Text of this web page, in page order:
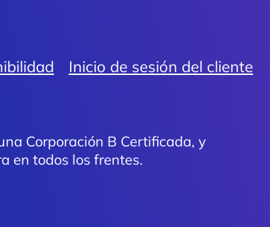
Inicio de sesión del cliente
Corporación B Certificada, y
en todos los frentes.